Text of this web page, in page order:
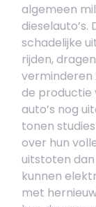
algemeen
schadelijke
rijden,
verminderen
de productie
auto’s nog
tonen
over hun
uitstoten
kunnen
met